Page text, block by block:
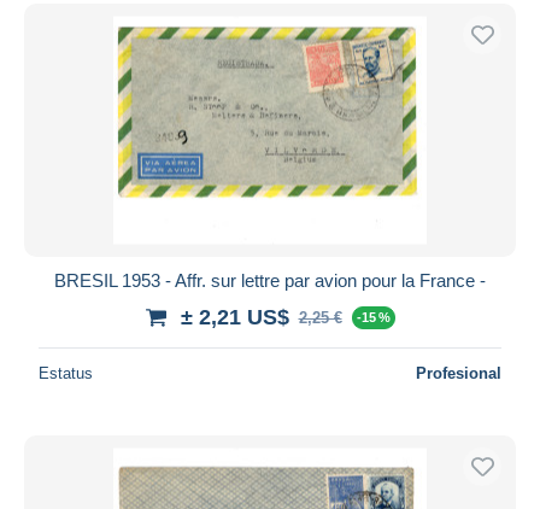
BRESIL 1953 - Affr. sur lettre par avion pour la France -
± 2,21 US$ 2,25 € -15 %
Estatus Profesional